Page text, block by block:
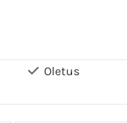
Oletus